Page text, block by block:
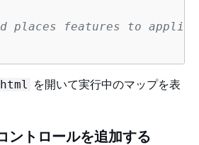
places features to
を開いて実行中のマップを表
ントロールを追加する